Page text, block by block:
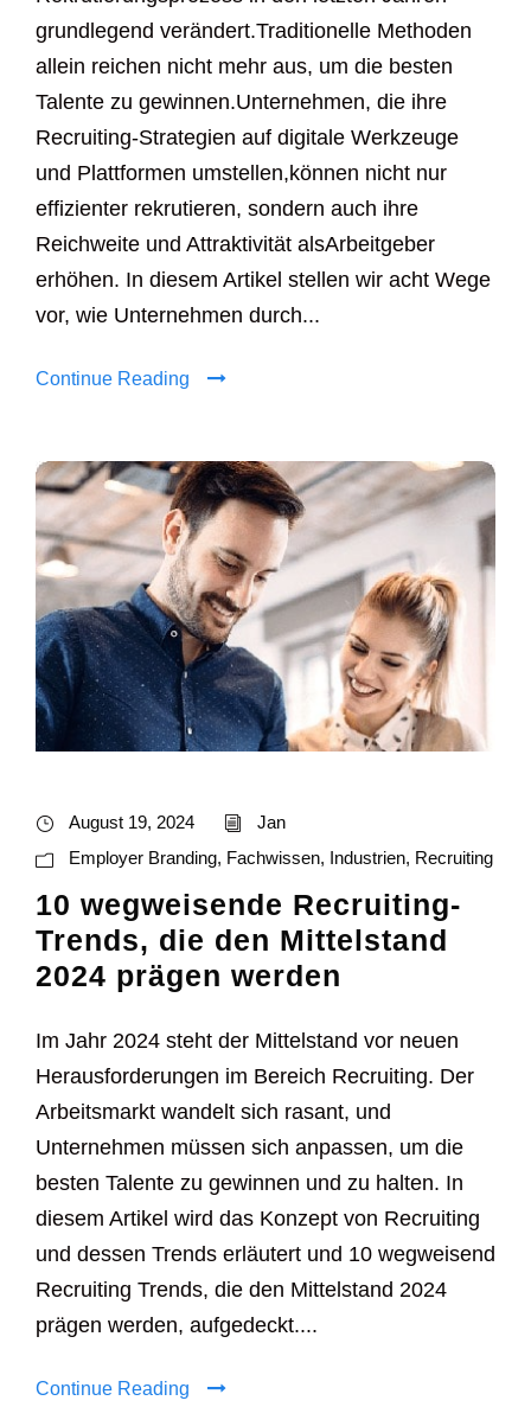
grundlegend verändert.Traditionelle Methoden
allein reichen nicht mehr aus, um die besten
Talente zu gewinnen.Unternehmen, die ihre
Recruiting-Strategien auf digitale Werkzeuge
und Plattformen umstellen,können nicht nur
effizienter rekrutieren, sondern auch ihre
Reichweite und Attraktivität alsArbeitgeber
erhöhen. In diesem Artikel stellen wir acht Wege
vor, wie Unternehmen durch...
Continue Reading
August 19, 2024
Jan
Employer Branding, Fachwissen, Industrien, Recruiting
10 wegweisende Recruiting-
Trends, die den Mittelstand
2024 prägen werden
Im Jahr 2024 steht der Mittelstand vor neuen
Herausforderungen im Bereich Recruiting. Der
Arbeitsmarkt wandelt sich rasant, und
Unternehmen müssen sich anpassen, um die
besten Talente zu gewinnen und zu halten. In
diesem Artikel wird das Konzept von Recruiting
und dessen Trends erläutert und 10 wegweisend
Recruiting Trends, die den Mittelstand 2024
prägen werden, aufgedeckt....
Continue Reading